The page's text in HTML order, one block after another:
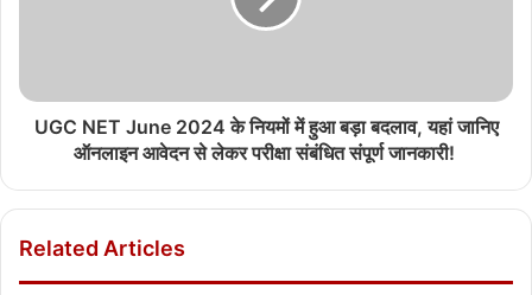
UGC NET June 2024 के नियमों में हुआ बड़ा बदलाव, यहां जानिए
ऑनलाइन आवेदन से लेकर परीक्षा संबंधित संपूर्ण जानकारी!
Related Articles